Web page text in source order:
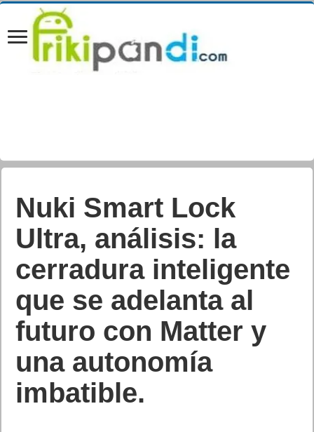
Nuki Smart Lock
Ultra, análisis: la
cerradura inteligente
que se adelanta al
futuro con Matter y
una autonomía
imbatible.